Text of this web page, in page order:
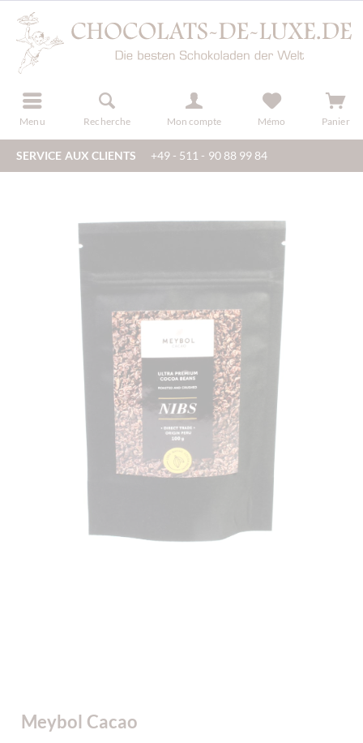
Menu Recherche Mon compte
s'inscrire Mémo Panier
SERVICE AUX CLIENTS +49 - 511 - 90 88 99 84
Meybol Cacao